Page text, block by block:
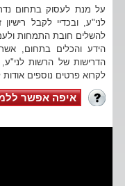
על מנת לעסוק בתחום
לני"ע, ובכדיי לקבל
להשלים חובת התמחות
הידע והכלים בתחום,
הדרישות של הרשות לני"ע,
לקרוא פרטים נוספים אודות
איפה אפשר